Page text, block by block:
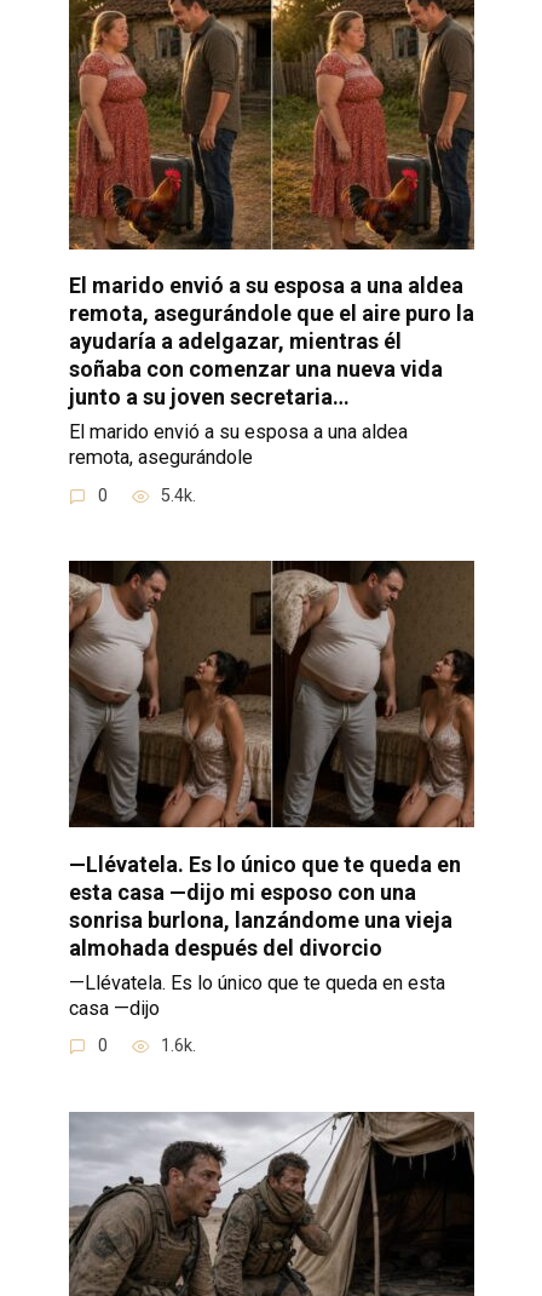
El marido envió a su esposa a una aldea
remota, asegurándole que el aire puro la
ayudaría a adelgazar, mientras él
soñaba con comenzar una nueva vida
junto a su joven secretaria…
El marido envió a su esposa a una aldea
remota, asegurándole
0 5.4k.
—Llévatela. Es lo único que te queda en
esta casa —dijo mi esposo con una
sonrisa burlona, lanzándome una vieja
almohada después del divorcio
—Llévatela. Es lo único que te queda en esta
casa —dijo
0 1.6k.